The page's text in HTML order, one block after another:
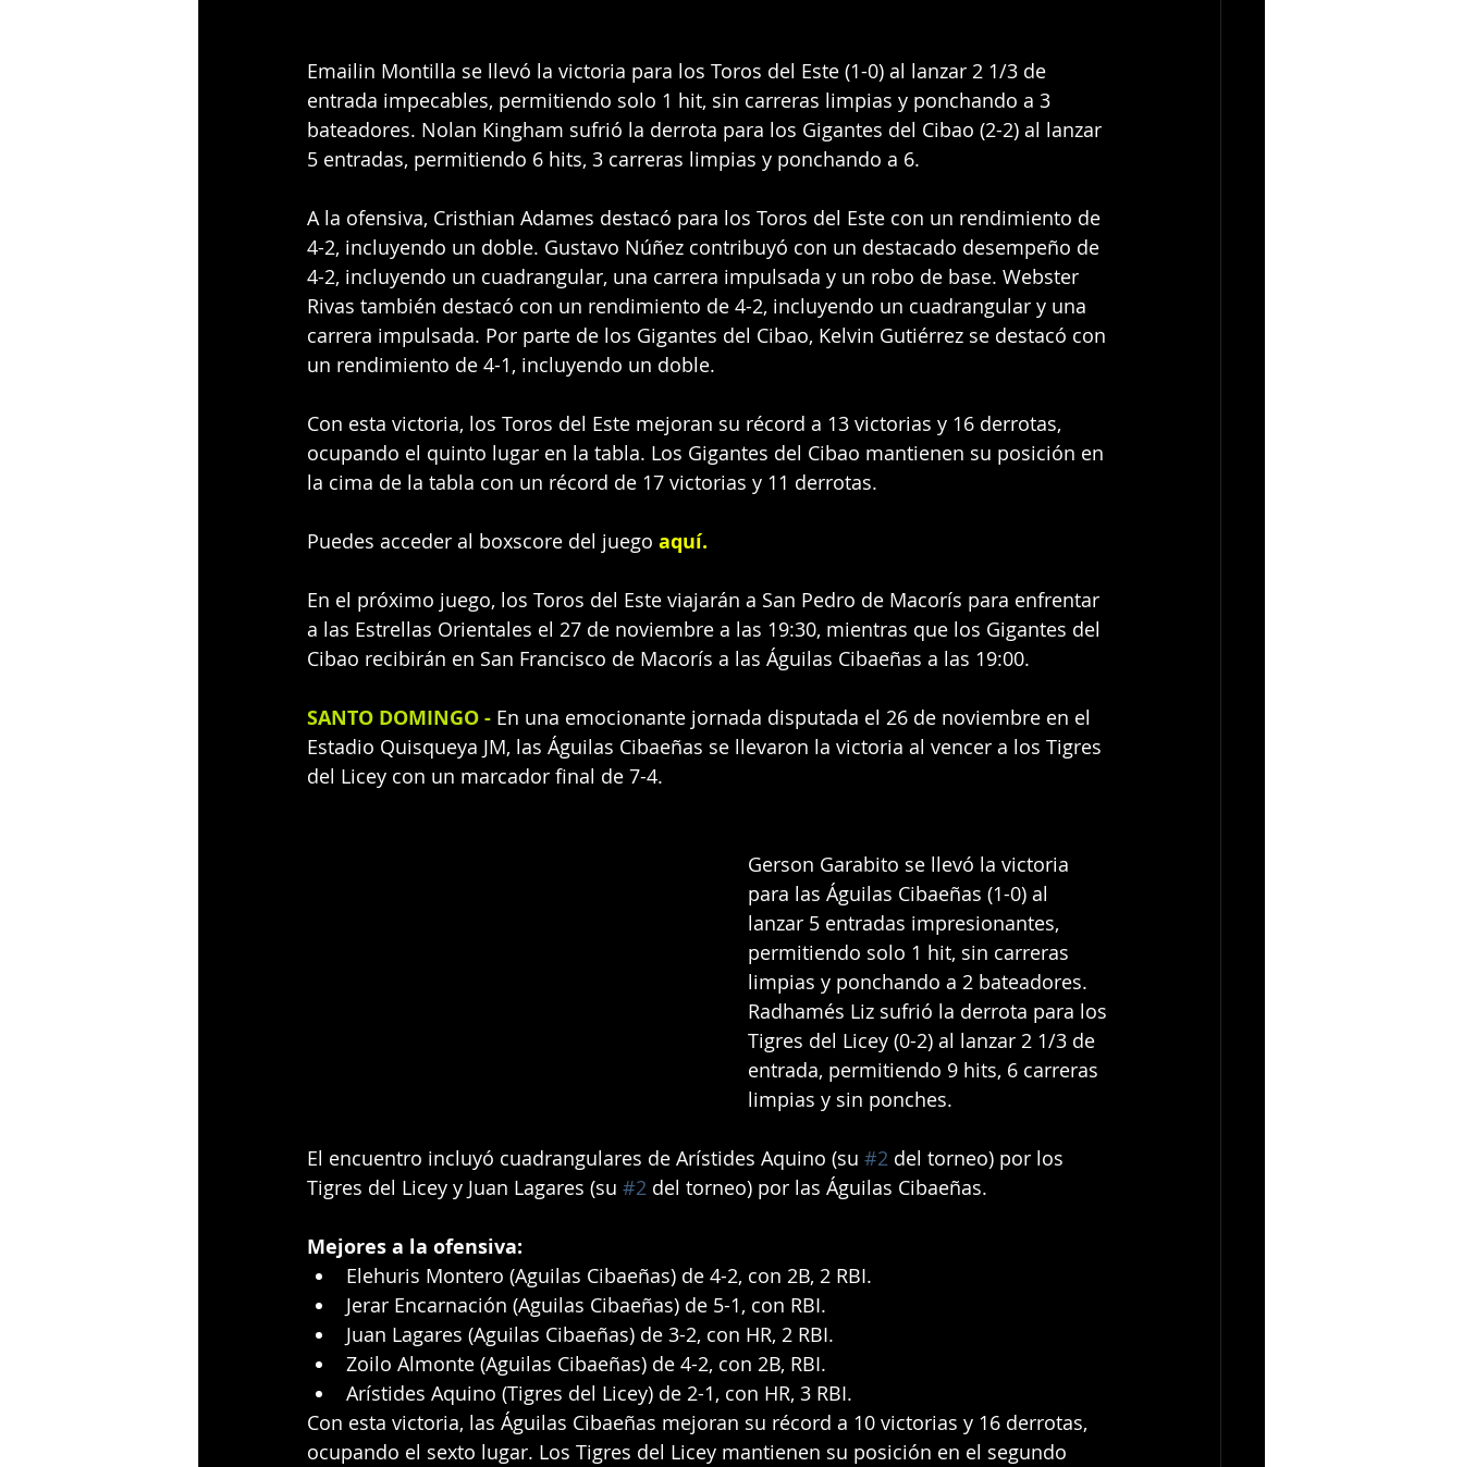
Emailin Montilla se llevó la victoria para los Toros del Este (1-0) al lanzar 2 1/3 de
entrada impecables, permitiendo solo 1 hit, sin carreras limpias y ponchando a 3
bateadores. Nolan Kingham sufrió la derrota para los Gigantes del Cibao (2-2) al lanzar
5 entradas, permitiendo 6 hits, 3 carreras limpias y ponchando a 6.
A la ofensiva, Cristhian Adames destacó para los Toros del Este con un rendimiento de
4-2, incluyendo un doble. Gustavo Núñez contribuyó con un destacado desempeño de
4-2, incluyendo un cuadrangular, una carrera impulsada y un robo de base. Webster
Rivas también destacó con un rendimiento de 4-2, incluyendo un cuadrangular y una
carrera impulsada. Por parte de los Gigantes del Cibao, Kelvin Gutiérrez se destacó con
un rendimiento de 4-1, incluyendo un doble.
Con esta victoria, los Toros del Este mejoran su récord a 13 victorias y 16 derrotas,
ocupando el quinto lugar en la tabla. Los Gigantes del Cibao mantienen su posición en
la cima de la tabla con un récord de 17 victorias y 11 derrotas.
Puedes acceder al boxscore del juego aquí.
En el próximo juego, los Toros del Este viajarán a San Pedro de Macorís para enfrentar
a las Estrellas Orientales el 27 de noviembre a las 19:30, mientras que los Gigantes del
Cibao recibirán en San Francisco de Macorís a las Águilas Cibaeñas a las 19:00.
SANTO DOMINGO - En una emocionante jornada disputada el 26 de noviembre en el
Estadio Quisqueya JM, las Águilas Cibaeñas se llevaron la victoria al vencer a los Tigres
del Licey con un marcador final de 7-4.
Gerson Garabito se llevó la victoria
para las Águilas Cibaeñas (1-0) al
lanzar 5 entradas impresionantes,
permitiendo solo 1 hit, sin carreras
limpias y ponchando a 2 bateadores.
Radhamés Liz sufrió la derrota para los
Tigres del Licey (0-2) al lanzar 2 1/3 de
entrada, permitiendo 9 hits, 6 carreras
limpias y sin ponches.
El encuentro incluyó cuadrangulares de Arístides Aquino (su #2 del torneo) por los
Tigres del Licey y Juan Lagares (su #2 del torneo) por las Águilas Cibaeñas.
Mejores a la ofensiva:
Elehuris Montero (Aguilas Cibaeñas) de 4-2, con 2B, 2 RBI.
Jerar Encarnación (Aguilas Cibaeñas) de 5-1, con RBI.
Juan Lagares (Aguilas Cibaeñas) de 3-2, con HR, 2 RBI.
Zoilo Almonte (Aguilas Cibaeñas) de 4-2, con 2B, RBI.
Arístides Aquino (Tigres del Licey) de 2-1, con HR, 3 RBI.
Con esta victoria, las Águilas Cibaeñas mejoran su récord a 10 victorias y 16 derrotas,
ocupando el sexto lugar. Los Tigres del Licey mantienen su posición en el segundo